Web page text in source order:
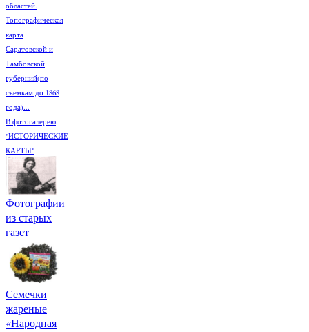
областей.
Топографическая
карта
Саратовской и
Тамбовской
губерний(по
съемкам до 1868
года)...
В фотогалерею
"ИСТОРИЧЕСКИЕ
КАРТЫ"
Фотографии
из старых
газет
Семечки
жареные
«Народная